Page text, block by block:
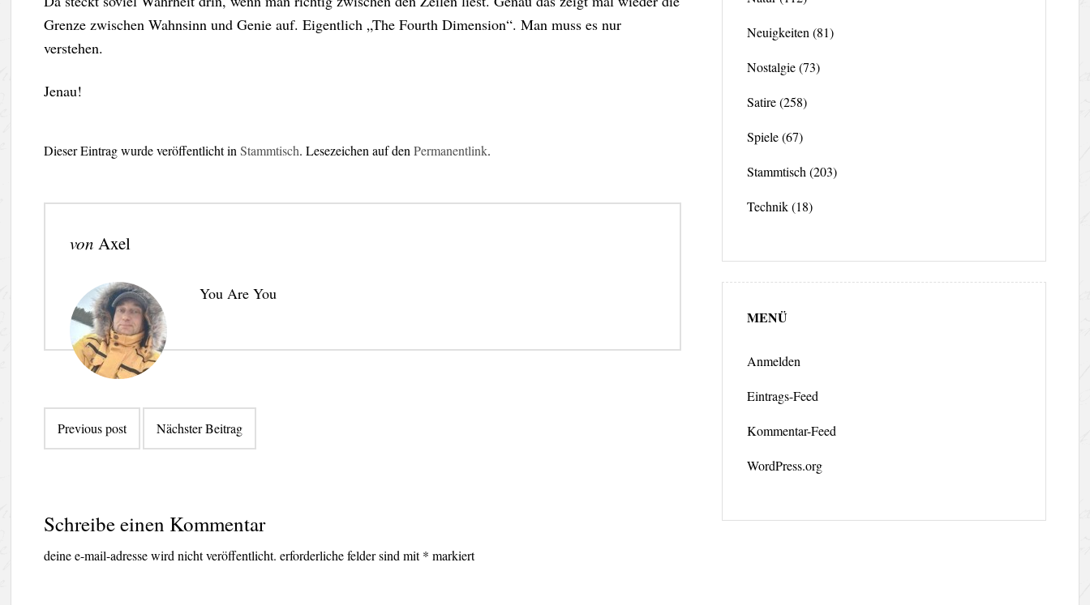
Grenze zwischen Wahnsinn und Genie auf. Eigentlich „The Fourth Dimension“. Man muss es nur
verstehen.
Jenau!
Dieser Eintrag wurde veröffentlicht inStammtisch. Lesezeichen auf denPermanentlink.
vonAxel
You Are You
Beitragsnavigation
Previous post Nächster Beitrag
Schreibe einen Kommentar
deine e-mail-adresse wird nicht veröffentlicht. erforderliche felder sind mit* markiert
Neuigkeiten (81)
Nostalgie(73)
Satire(258)
Spiele(67)
Stammtisch (203)
Technik(18)
MENÜ
Anmelden
Eintrags-Feed
Kommentar-Feed
WordPress.org